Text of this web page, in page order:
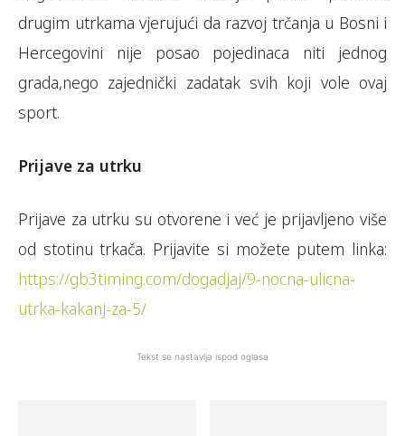
drugim utrkama vjerujući da razvoj trčanja u Bosni i
Hercegovini nije posao pojedinaca niti jednog
grada,nego zajednički zadatak svih koji vole ovaj
sport.
Prijave za utrku
Prijave za utrku su otvorene i već je prijavljeno više
od stotinu trkača. Prijavite si možete putem linka:
https://gb3timing.com/dogadjaj/9-nocna-ulicna-
utrka-kakanj-za-5/
Tekst se nastavlja ispod oglasa